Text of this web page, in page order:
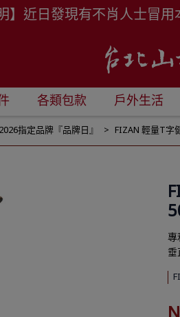
】近日發現有不肖人士冒用
各類包款 戶外生活
指定品牌『品牌日』 FIZAN 輕量T字
專
垂